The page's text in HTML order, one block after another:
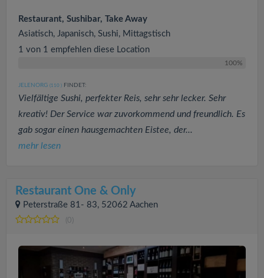
Restaurant, Sushibar, Take Away
Asiatisch, Japanisch, Sushi, Mittagstisch
1 von 1 empfehlen diese Location
100%
JELENORG (110 ) FINDET:
Vielfältige Sushi, perfekter Reis, sehr sehr lecker. Sehr
kreativ! Der Service war zuvorkommend und freundlich. Es
gab sogar einen hausgemachten Eistee, der...
mehr lesen
Restaurant One & Only
Peterstraße 81- 83, 52062 Aachen
(0)